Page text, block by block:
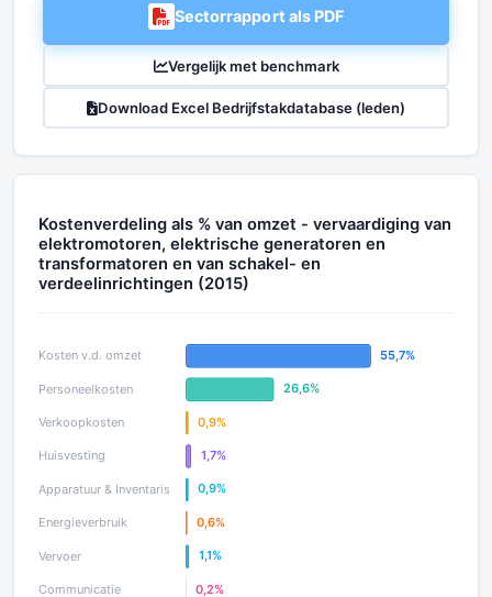
Sectorrapport als PDF
Vergelijk met benchmark
Download Excel Bedrijfstakdatabase (leden)
Kostenverdeling als % van omzet - vervaardiging van
elektromotoren, elektrische generatoren en
transformatoren en van schakel- en
verdeelinrichtingen (2015)